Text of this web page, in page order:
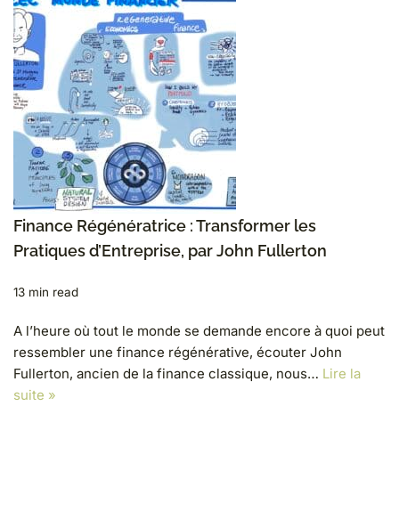
Finance Régénératrice : Transformer les
Pratiques d’Entreprise, par John Fullerton
13 min read
A l’heure où tout le monde se demande encore à quoi peut
ressembler une finance régénérative, écouter John
Fullerton, ancien de la finance classique, nous… Lire la
suite »